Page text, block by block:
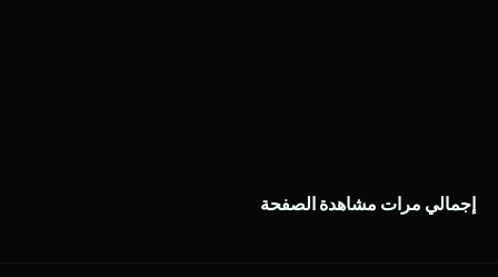
إجمالي مرات مشاهدة الصفحة